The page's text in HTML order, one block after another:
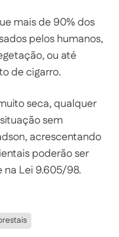
mais de 90% dos
pelos humanos,
ou até
de cigarro.
seca, qualquer
sem
acrescentando
poderão ser
na Lei 9.605/98.